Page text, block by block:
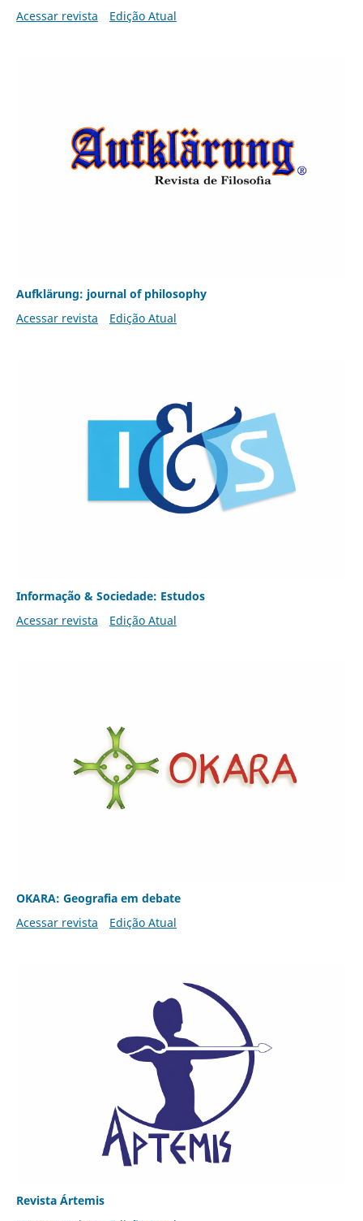
Acessar revista
Edição Atual
Aufklärung: journal of philosophy
Acessar revista
Edição Atual
Informação & Sociedade: Estudos
Acessar revista
Edição Atual
OKARA: Geografia em debate
Acessar revista
Edição Atual
Revista Ártemis